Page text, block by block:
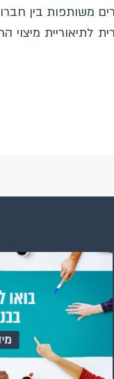
משותפות בין
מיצוי